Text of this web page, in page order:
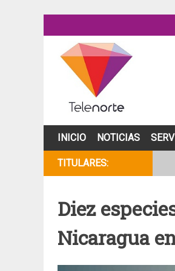
to
content
INICIO NOTICIAS
TITULARES:
Diez
Nicaragua